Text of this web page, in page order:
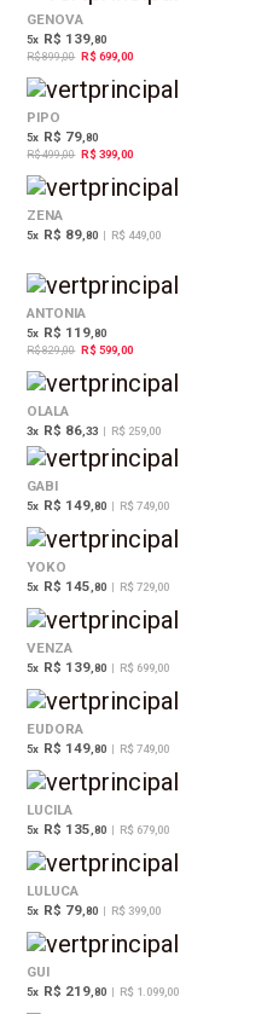
GENOVA
5x R$ 139 ,80
R$ 899,00 R$ 699,00
PIPO
5x R$ 79 ,80
R$ 499,00 R$ 399,00
ZENA
5x R$ 89 ,80 | R$ 449,00
ANTONIA
5x R$ 119 ,80
R$ 829,00 R$ 599,00
OLALA
3x R$ 86 ,33 | R$ 259,00
GABI
5x R$ 149 ,80 | R$ 749,00
YOKO
5x R$ 145 ,80 | R$ 729,00
VENZA
5x R$ 139 ,80 | R$ 699,00
EUDORA
5x R$ 149 ,80 | R$ 749,00
LUCILA
5x R$ 135 ,80 | R$ 679,00
LULUCA
5x R$ 79 ,80 | R$ 399,00
GUI
5x R$ 219 ,80 | R$ 1.099,00